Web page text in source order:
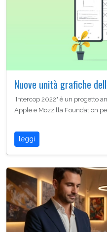
Nuove unità grafiche
'Intercop 2022" è un progetto
Apple e Mozzilla Foundation
leggi